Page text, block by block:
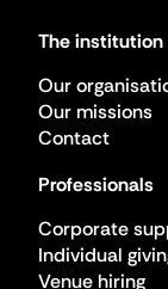
The institution
Our
Our missions
Contact
Professionals
Corporate
Individual
Venue hiring